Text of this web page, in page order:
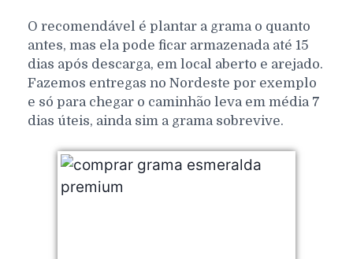
O recomendável é plantar a grama o quanto
antes, mas ela pode ficar armazenada até 15
dias após descarga, em local aberto e arejado.
Fazemos entregas no Nordeste por exemplo
e só para chegar o caminhão leva em média 7
dias úteis, ainda sim a grama sobrevive.